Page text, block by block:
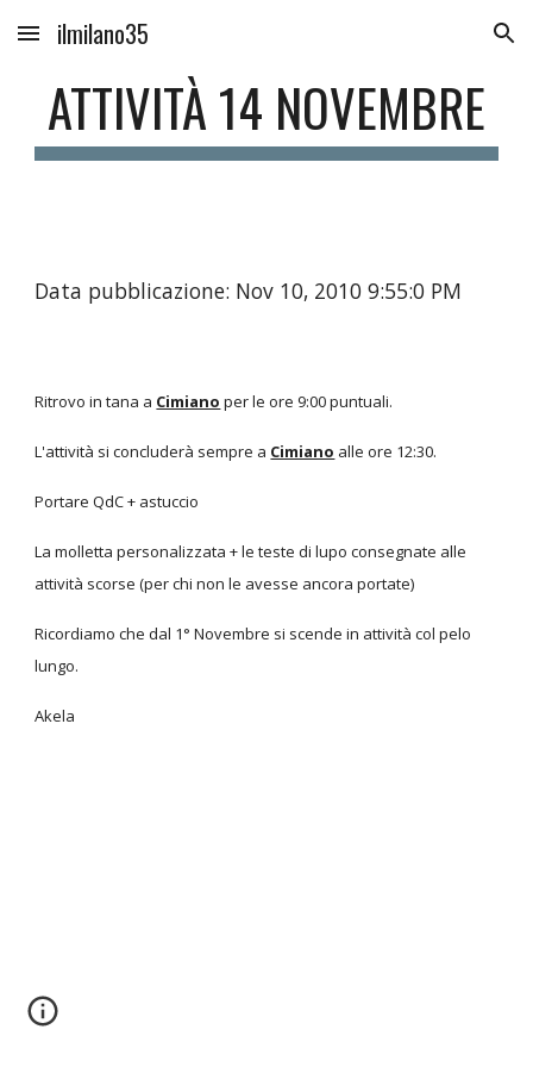
Skip to main content Skip to navigation
ilmilano35
ATTIVITÀ 14 NOVEMBRE
Data pubblicazione: Nov 10, 2010 9:55:0 PM
Ritrovo in tana a Cimiano per le ore 9:00 puntuali.
L'attività si concluderà sempre a Cimiano alle ore 12:30.
Portare QdC + astuccio
La molletta personalizzata + le teste di lupo consegnate alle
attività scorse (per chi non le avesse ancora portate)
Ricordiamo che dal 1° Novembre si scende in attività col pelo
lungo.
Akela